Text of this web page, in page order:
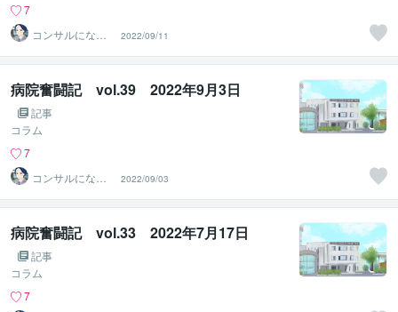
7
コンサルになり
たい医事カチョ
ー
2022/09/11
病院奮闘記 vol.39 2022年9月3日
記事
コラム
7
コンサルになり
たい医事カチョ
ー
2022/09/03
病院奮闘記 vol.33 2022年7月17日
記事
コラム
7